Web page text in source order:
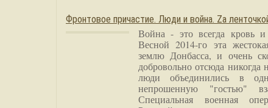
Фронтовое причастие. Люди и война. Zа
Война - это всегда кровь
Весной 2014-го эта
землю Донбасса, и очень
добровольно отсюда
люди объединились в
непрошенную "гостью"
Специальная военная